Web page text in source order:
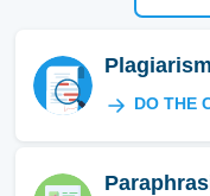
DO THE